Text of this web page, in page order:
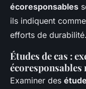
écoresponsables
ils indiquent
efforts de durabilité.
Études de cas :
écoresponsables
Examiner des